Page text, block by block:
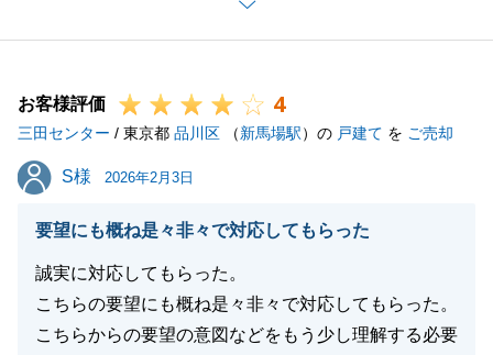
用面のご相談まで、お役に立てたなら光栄です。
税理士様への書類送付も、無事にお手続きに間に合っ
お取引が終わってからも、こうして頼りにしていただ
けることが、営業として一番の喜びです。
今後も住まいのパートナーとして全力でサポートいた
しますので、何かあればいつでもお気軽にご連絡くだ
さい。
お客様評価 4
三田センター / 東京都 品川区 （新馬場駅）の 戸建て を ご売却
S様
S様 2026年2月3日
要望にも概ね是々非々で対応してもらった
誠実に対応してもらった。
こちらの要望にも概ね是々非々で対応してもらった。
こちらからの要望の意図などをもう少し理解する必要